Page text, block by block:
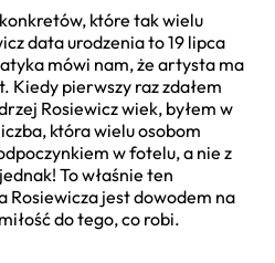
które tak wielu
data urodzenia to 19 lipca
mówi nam, że artysta ma
Kiedy pierwszy raz zdałem
Rosiewicz wiek, byłem w
która wielu osobom
w fotelu, a nie z
To właśnie ten
Rosiewicza jest dowodem na
do tego, co robi.